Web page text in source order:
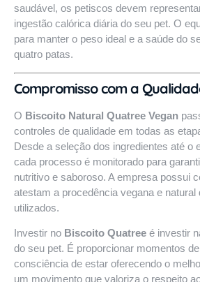
saudável, os petiscos devem
ingestão calórica diária do seu pet. O
para manter o peso ideal e a saúde do
quatro patas.
Compromisso com a
O Biscoito Natural Quatree Vegan
controles de qualidade em todas as
Desde a seleção dos ingredientes até o
cada processo é monitorado para
nutritivo e saboroso. A empresa possui
atestam a procedência vegana e natural
utilizados.
Investir no Biscoito Quatree é investir
do seu pet. É proporcionar momentos
consciência de estar oferecendo o
um movimento que valoriza o respeito